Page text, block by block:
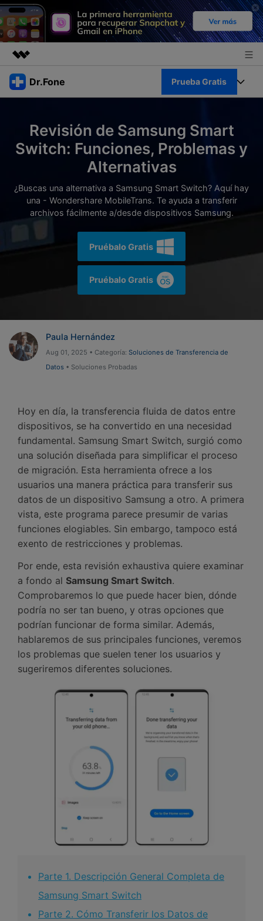
Productos destacados
Resumen
Soluciones
Quiénes somos
Tienda
Dr.Fone Prueba Gratis
Ver Kit Completo >
Productos
Para Celular
Descubre lo mejor de Dr.Fone
Transferencia de Datos
Reparación de Móviles
Encuentra Más Soluciones
Desbloqueo FRP en Android 16
Revisión de Samsung Smart
Switch: Funciones, Problemas y
Alternativas
¿Buscas una alternativa a Samsung Smart Switch? Aquí hay
una - Wondershare MobileTrans. Te ayuda a transferir
archivos fácilmente a/desde dispositivos Samsung.
Pruébalo Gratis
Pruébalo Gratis
Paula Hernández
Aug 01, 2025 • Categoría: Soluciones de Transferencia de
Datos• Soluciones Probadas
Hoy en día, la transferencia fluida de datos entre
dispositivos, se ha convertido en una necesidad
fundamental.󠀲󠀡󠀤󠀥󠀠󠀤󠀠󠀩󠀩󠀳󠀰 Samsung Smart Switch, surgió como
una solución diseñada para simplificar el proceso
de migración.󠀲󠀡󠀤󠀥󠀠󠀤󠀡󠀠󠀠󠀳󠀰 Esta herramienta ofrece a los
usuarios una manera práctica para transferir sus
datos de un dispositivo Samsung a otro.󠀲󠀡󠀤󠀥󠀠󠀤󠀡󠀠󠀡󠀳󠀰 A primera
vista, este programa parece presumir de varias
funciones elogiables.󠀲󠀡󠀤󠀥󠀠󠀤󠀡󠀠󠀢󠀳󠀰 Sin embargo, tampoco está
exento de restricciones y problemas.󠀲󠀡󠀤󠀥󠀠󠀤󠀡󠀠󠀣󠀳
Por ende, esta revisión exhaustiva quiere examinar
a fondo al Samsung Smart Switch.󠀲󠀡󠀤󠀥󠀠󠀤󠀡󠀠󠀤󠀳󠀰
Comprobaremos lo que puede hacer bien, dónde
podría no ser tan bueno, y otras opciones que
podrían funcionar de forma similar.󠀲󠀡󠀤󠀥󠀠󠀤󠀡󠀠󠀥󠀳󠀰 Además,
hablaremos de sus principales funciones, veremos
los problemas que suelen tener los usuarios y
sugeriremos diferentes soluciones.󠀲󠀡󠀤󠀥󠀠󠀤󠀡󠀠󠀦
Parte 1. Descripción General Completa de
Samsung Smart Switch󠀲󠀡󠀤󠀥󠀠󠀤󠀡󠀠󠀩󠀳
Parte 2. Cómo Transferir los Datos de